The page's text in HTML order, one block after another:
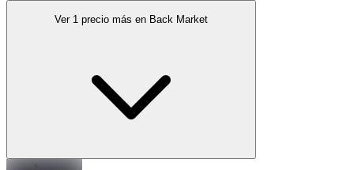
Ver 1 precio más en Back Market